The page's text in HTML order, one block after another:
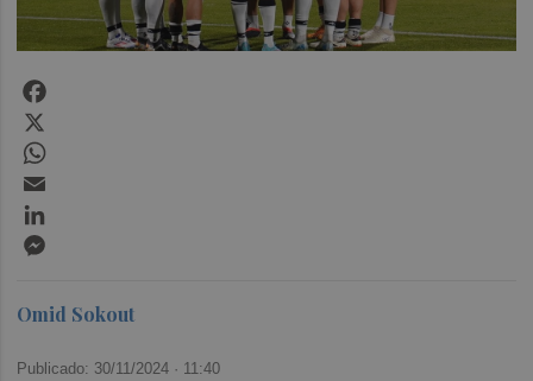
Omid Sokout
Publicado: 30/11/2024 · 11:40